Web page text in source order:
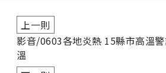
上一則
影音/0603各地炎熱 15縣市高溫
溫